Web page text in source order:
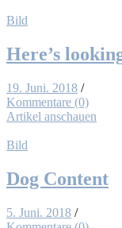
Bild
Here’s
19. Juni. 2018 /
Kommentare (0)
Artikel anschauen
Bild
Dog Con­tent
5. Juni. 2018 /